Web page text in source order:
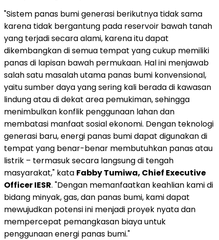
"Sistem panas bumi generasi berikutnya tidak sama
karena tidak bergantung pada reservoir bawah tanah
yang terjadi secara alami, karena itu dapat
dikembangkan di semua tempat yang cukup memiliki
panas di lapisan bawah permukaan. Hal ini menjawab
salah satu masalah utama panas bumi konvensional,
yaitu sumber daya yang sering kali berada di kawasan
lindung atau di dekat area pemukiman, sehingga
menimbulkan konflik penggunaan lahan dan
membatasi manfaat sosial ekonomi. Dengan teknologi
generasi baru, energi panas bumi dapat digunakan di
tempat yang benar-benar membutuhkan panas atau
listrik – termasuk secara langsung di tengah
masyarakat," kata Fabby Tumiwa, Chief Executive
Officer IESR. "Dengan memanfaatkan keahlian kami di
bidang minyak, gas, dan panas bumi, kami dapat
mewujudkan potensi ini menjadi proyek nyata dan
mempercepat pemangkasan biaya untuk
penggunaan energi panas bumi."